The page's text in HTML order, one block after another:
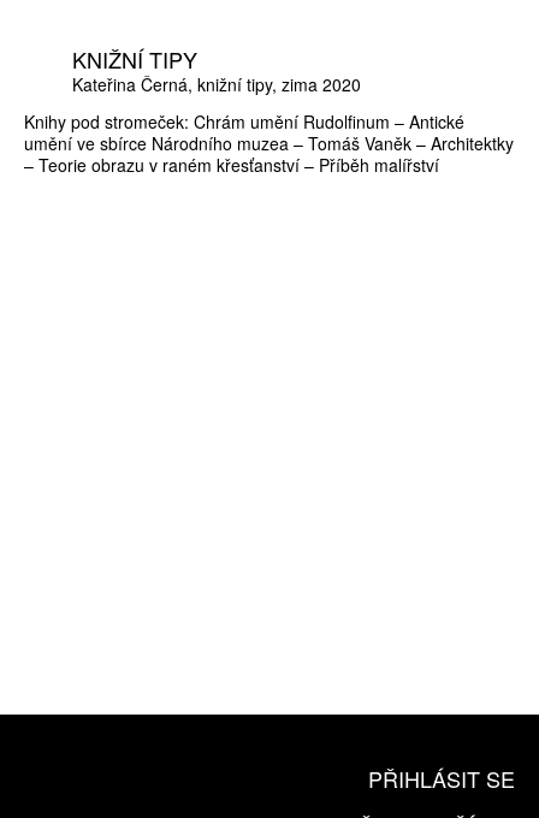
KNIŽNÍ TIPY
Kateřina Černá knižní tipy zima 2020
Knihy pod stromeček: Chrám umění Rudolfinum – Antické
umění ve sbírce Národního muzea – Tomáš Vaněk – Architektky
– Teorie obrazu v raném křesťanství – Příběh malířství
PŘIHLÁSIT SE